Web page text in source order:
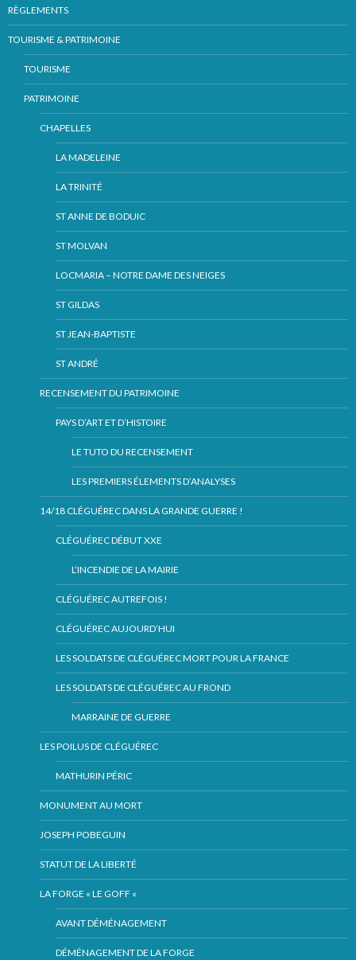
RÈGLEMENTS
TOURISME & PATRIMOINE
TOURISME
PATRIMOINE
CHAPELLES
LA MADELEINE
LA TRINITÉ
ST ANNE DE BODUIC
ST MOLVAN
LOCMARIA – NOTRE DAME DES NEIGES
ST GILDAS
ST JEAN-BAPTISTE
ST ANDRÉ
RECENSEMENT DU PATRIMOINE
PAYS D’ART ET D’HISTOIRE
LE TUTO DU RECENSEMENT
LES PREMIERS ÉLEMENTS D’ANALYSES
14/18 CLÉGUÉREC DANS LA GRANDE GUERRE !
CLÉGUÉREC DÉBUT XXE
L’INCENDIE DE LA MAIRIE
CLÉGUÉREC AUTREFOIS !
CLÉGUÉREC AUJOURD’HUI
LES SOLDATS DE CLÉGUÉREC MORT POUR LA FRANCE
LES SOLDATS DE CLÉGUÉREC AU FROND
MARRAINE DE GUERRE
LES POILUS DE CLÉGUÉREC
MATHURIN PÉRIC
MONUMENT AU MORT
JOSEPH POBEGUIN
STATUT DE LA LIBERTÉ
LA FORGE « LE GOFF «
AVANT DÉMÉNAGEMENT
DÉMÉNAGEMENT DE LA FORGE